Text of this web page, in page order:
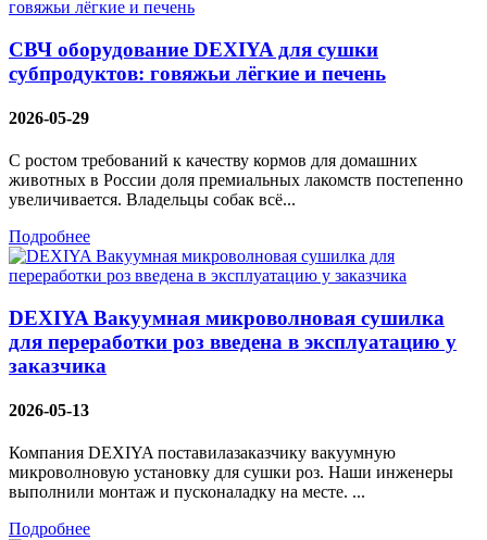
СВЧ оборудование DEXIYA для сушки
субпродуктов: говяжьи лёгкие и печень
2026-05-29
С ростом требований к качеству кормов для домашних
животных в России доля премиальных лакомств постепенно
увеличивается. Владельцы собак всё...
Подробнее
DEXIYA Вакуумная микроволновая сушилка
для переработки роз введена в эксплуатацию у
заказчика
2026-05-13
Компания DEXIYA поставилазаказчику вакуумную
микроволновую установку для сушки роз. Наши инженеры
выполнили монтаж и пусконаладку на месте. ...
Подробнее